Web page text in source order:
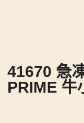
41670 急
PRIME 牛